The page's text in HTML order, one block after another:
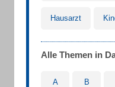
Hausarzt
Alle Themen in
A B